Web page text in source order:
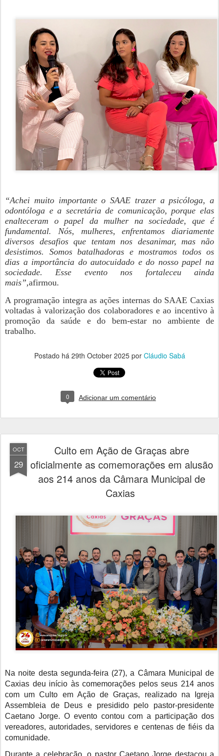
“Achei muito importante o SAAE trazer a psicóloga, a
odontóloga e a secretária de comunicação, porque elas
enalteceram o papel da mulher na sociedade, que é
fundamental. Nós, mulheres, enfrentamos diariamente
diversos desafios que tentam nos desanimar, mas não
desistimos. Somos batalhadoras e mostramos todos os
dias a importância do autocuidado e do nosso papel na
sociedade. Esse evento nos fortaleceu ainda
mais”,afirmou.
A programação integra as ações internas do SAAE Caxias
voltadas à valorização dos colaboradores e ao incentivo à
promoção da saúde e do bem-estar no ambiente de
trabalho.
Postado há 29th October 2025por Cláudio Sabá
0 Adicionar um comentário
OCT
29
Culto em Ação de Graças abre
oficialmente as comemorações em alusão
aos 214 anos da Câmara Municipal de
Caxias
Na noite desta segunda-feira (27), a Câmara Municipal de
Caxias deu início às comemorações pelos seus 214 anos
com um Culto em Ação de Graças, realizado na Igreja
Assembleia de Deus e presidido pelo pastor-presidente
Caetano Jorge. O evento contou com a participação dos
vereadores, autoridades, servidores e centenas de fiéis da
comunidade.
Durante a celebração, o pastor Caetano Jorge destacou a